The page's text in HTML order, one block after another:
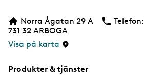
Norra Ågatan 29 A
731 32 ARBOGA
Visa på karta
Telefon:
Produkter & tjänster